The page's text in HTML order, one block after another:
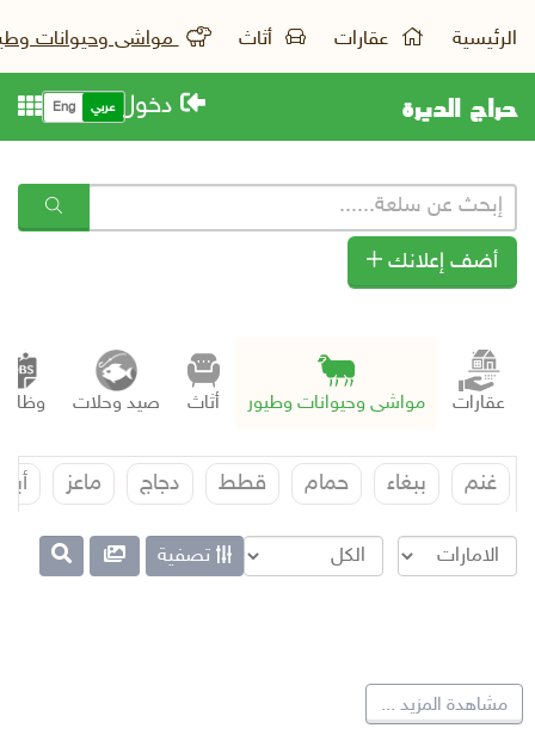
الرئيسية عقارات أثاث مواشى وحيوانات
حراج الديرة دخول عربي Eng
أضف إعلانك
عقارات مواشى وحيوانات وطيور أثاث صيد وحلات
غنم ببغاء حمام قطط دجاج ماعز أبل
تصفية
مشاهدة المزيد ...